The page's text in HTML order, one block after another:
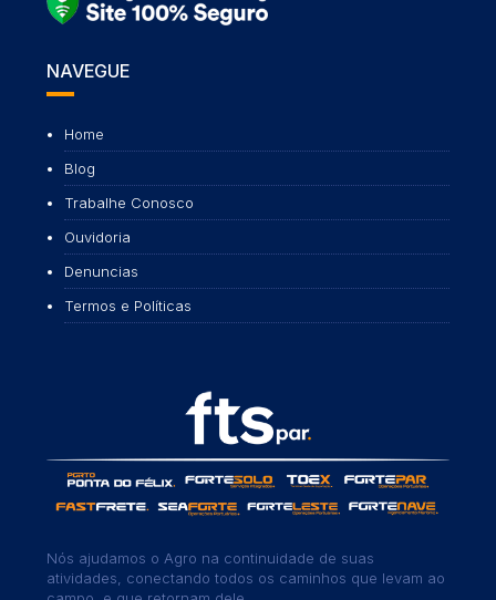
NAVEGUE
Home
Blog
Trabalhe Conosco
Ouvidoria
Denuncias
Termos e Políticas
Nós ajudamos o Agro na continuidade de suas
atividades, conectando todos os caminhos que levam ao